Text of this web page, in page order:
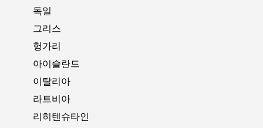
독일
그리스
헝가리
아이슬란드
이탈리아
라트비아
리히텐슈타인